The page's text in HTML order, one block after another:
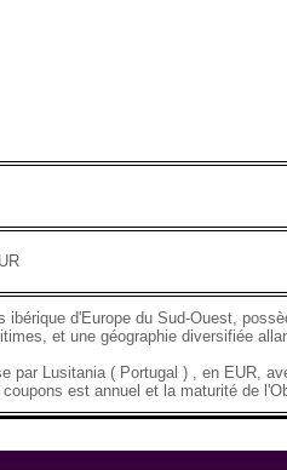
ibérique d'Europe du Sud-Ouest,
et une géographie diversifiée
par Lusitania ( Portugal ) , en EUR,
coupons est annuel et la maturité de